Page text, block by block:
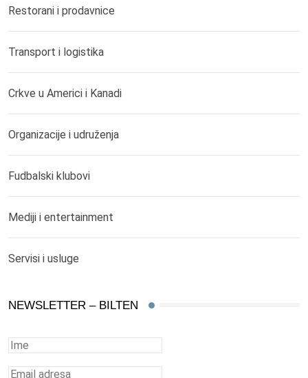
Restorani i prodavnice
Transport i logistika
Crkve u Americi i Kanadi
Organizacije i udruženja
Fudbalski klubovi
Mediji i entertainment
Servisi i usluge
NEWSLETTER – BILTEN